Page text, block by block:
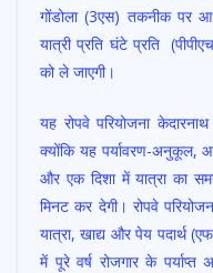
गोंडोला (3एस) तकनीक पर
यात्री प्रति घंटे प्रति
को ले जाएगी।
यह रोपवे परियोजना
क्योंकि यह पर्यावरण-अनुकूल,
और एक दिशा में यात्रा का
मिनट कर देगी। रोपवे
यात्रा, खाद्य और पेय पदार्थ
में पूरे वर्ष रोजगार के पर्याप्त